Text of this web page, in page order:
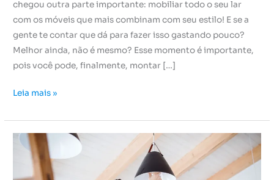
chegou outra parte importante: mobiliar todo o seu lar
com os móveis que mais combinam com seu estilo! E se a
gente te contar que dá para fazer isso gastando pouco?
Melhor ainda, não é mesmo? Esse momento é importante,
pois você pode, finalmente, montar […]
Leia mais »
Tudo